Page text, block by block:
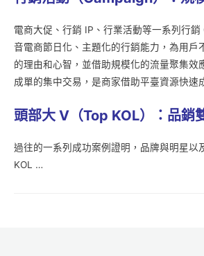
電商大促、行銷 IP、行業活動等一系列行
音電商節日化、主題化的行銷能力，為用戶
的理由和心智，並借助規模化的流量聚集效
成單的集中交易，是商家借助平臺資源快速
頭部大 V （Top KOL）：品銷
過往的一系列成功案例證明，品牌與明星以
KOL …